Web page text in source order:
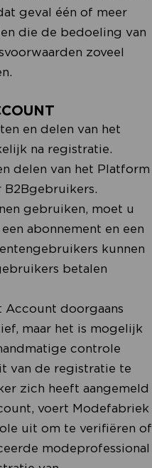
geval één of meer
die de bedoeling van
zoveel
en delen van het
na registratie.
delen van het Platform
gebruiken, moet u
abonnement en een
kunnen
betalen
Account doorgaans
maar het is mogelijk
controle
van de registratie te
zich heeft aangemeld
voert Modefabriek
uit om te verifiëren of
modeprofessional